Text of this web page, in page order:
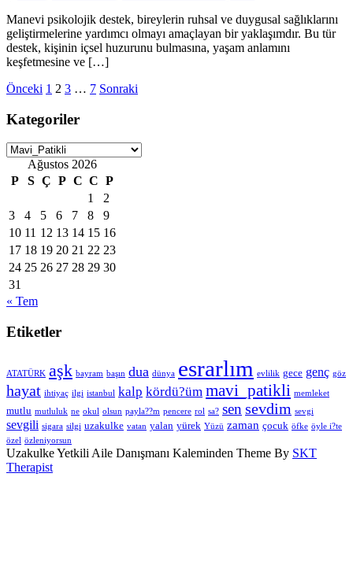
Manevi psikolojik destek, bireylerin ruhsal ve duygusal sağlıklarını
geliştirmelerine yardımcı olmayı amaçlayan bir yaklaşımdır. Bu tür
destek, kişinin içsel huzurunu bulmasına, yaşam anlamını
keşfetmesine ve […]
Yazı
sayfalaması
Önceki 1 2 3 … 7 Sonraki
Kategoriler
Kategoriler
Ağustos 2026
P
S Ç P C C P
1
2
3
4 5 6 7 8
9
10 11 12 13 14 15 16
17 18 19 20 21 22 23
24 25 26 27 28 29 30
31
« Tem
Etiketler
ATATÜRK aşk bayram başın dua dünya esrarlım evlilik gece genç göz
hayat ihtiyaç ilgi istanbul kalp kördü?üm mavi_patikli memleket
mutlu mutluluk ne okul olsun payla??m pencere rol sa? sen sevdim sevgi
sevgili sigara silgi uzakulke vatan yalan yürek Yüzü zaman çocuk öfke öyle i?te
özel özleniyorsun
Uzakulke Yetkili Aile Danışmanı Kaleminden Theme By SKT
Therapist